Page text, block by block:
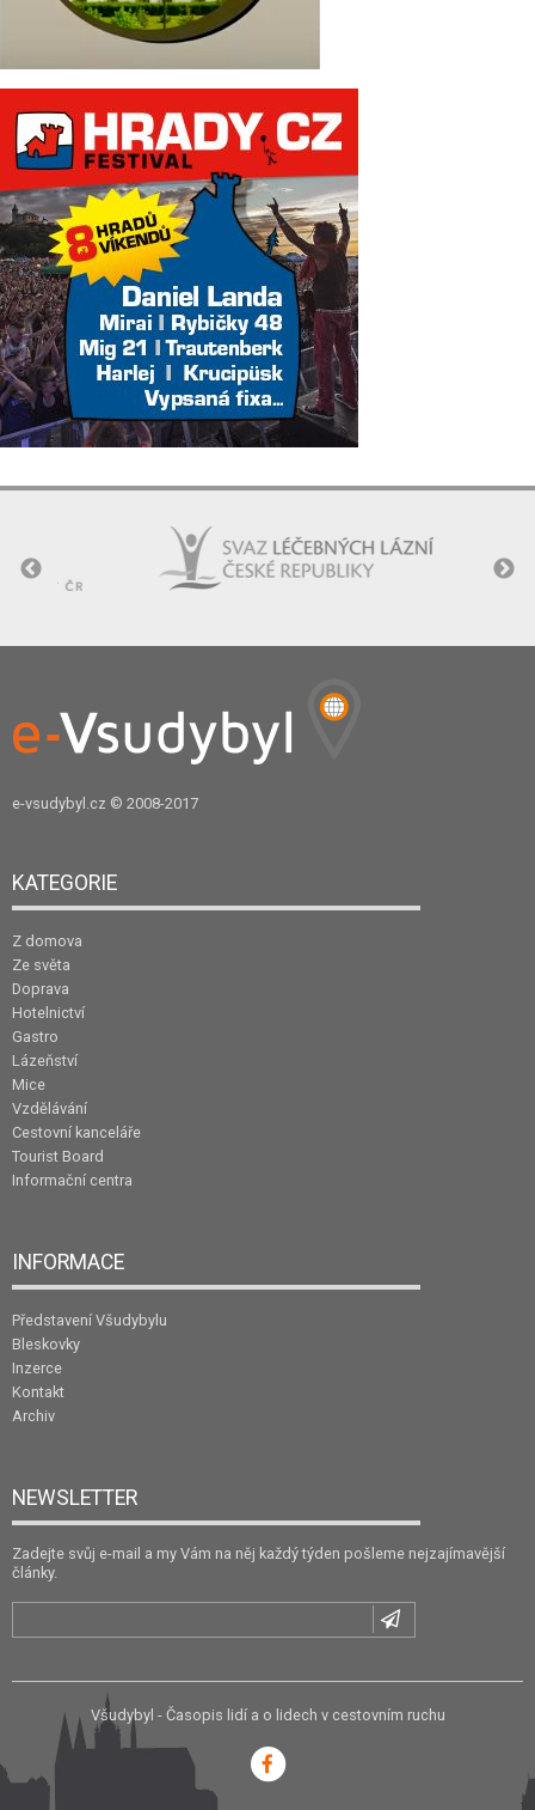
e-vsudybyl.cz © 2008-2017
KATEGORIE
Z domova
Ze světa
Doprava
Hotelnictví
Gastro
Lázeňství
Mice
Vzdělávání
Cestovní kanceláře
Tourist Board
Informační centra
INFORMACE
Představení Všudybylu
Bleskovky
Inzerce
Kontakt
Archiv
NEWSLETTER
Zadejte svůj e-mail a my Vám na něj každý týden pošleme nejzajímavější
články.
Všudybyl - Časopis lidí a o lidech v cestovním ruchu